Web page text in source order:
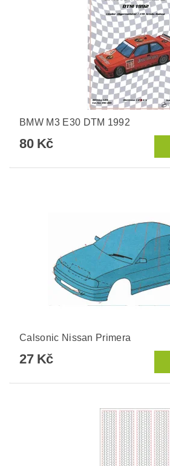
BMW M3 E30 DTM 1992
80 Kč
Calsonic Nissan Primera
27 Kč